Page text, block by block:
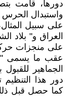
دورها، قامت
واستبدال
على سبيل
العراق و" بلاد
على منجزات
عقب ما يسمى
الجماهير
دور هذا التنظيم
كما حصل قبل